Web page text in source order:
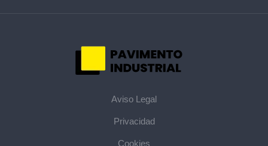
Aviso Legal
Privacidad
Cookies